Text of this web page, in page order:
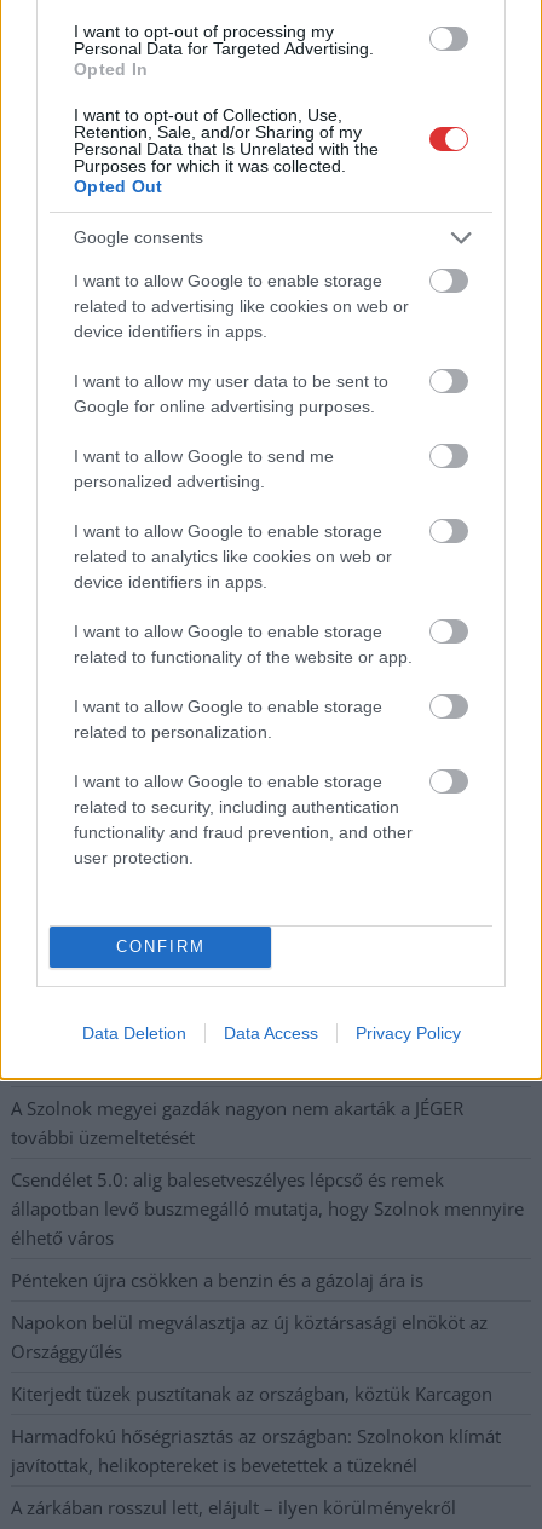
I want to opt-out of processing my
Personal Data for Targeted Advertising.
Opted In
I want to opt-out of Collection, Use,
Retention, Sale, and/or Sharing of my
Personal Data that Is Unrelated with the
Purposes for which it was collected.
Opted Out
Google consents
I want to allow Google to enable storage
related to advertising like cookies on web or
device identifiers in apps.
I want to allow my user data to be sent to
Google for online advertising purposes.
I want to allow Google to send me
personalized advertising.
I want to allow Google to enable storage
related to analytics like cookies on web or
device identifiers in apps.
I want to allow Google to enable storage
related to functionality of the website or app.
I want to allow Google to enable storage
related to personalization.
I want to allow Google to enable storage
related to security, including authentication
functionality and fraud prevention, and other
user protection.
CONFIRM
Data Deletion Data Access Privacy Policy
Hírlevél feliratkozás
Adja meg keresztnevét:
Megismertem és elfogadom aGDPR-szabályzatot
Nem szeretne lemaradni semmiről? Csak egy kattintás, és hírlevelünk a
postaládájába érkezik!
A SZOL24 legfrissebb 24 cikke
A Tisza kormány minisztere újabb nagy változásokról döntött
a közoktatásban – például az iskolaigazgatók visszakapják
munkáltatói jogaikat
Sok volt az igazolatlan hiányzás, Pócs János fizetéslevonást
A Szolnok megyei gazdák nagyon nem akarták a JÉGER
további üzemeltetését
Csendélet 5.0: alig balesetveszélyes lépcső és remek
állapotban levő buszmegálló mutatja, hogy Szolnok mennyire
élhető város
Pénteken újra csökken a benzin és a gázolaj ára is
Napokon belül megválasztja az új köztársasági elnököt az
Országgyűlés
Kiterjedt tüzek pusztítanak az országban, köztük Karcagon
Harmadfokú hőségriasztás az országban: Szolnokon klímát
javítottak, helikoptereket is bevetettek a tüzeknél
A zárkában rosszul lett, elájult – ilyen körülményekről